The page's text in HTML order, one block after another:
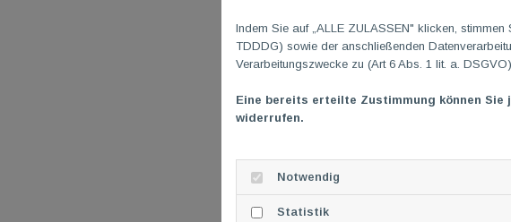
Das
Aspekt in
Indem Sie auf „ALLE ZULASSEN" klicken,
TDDDG) sowie der anschließenden
Verarbeitungszwecke zu (Art 6 Abs. 1 lit. a.
Eine bereits erteilte Zustimmung können
widerrufen.
Notwendig
Statistik